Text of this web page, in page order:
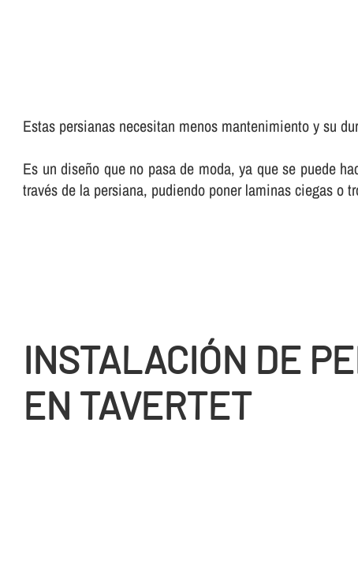
Estas persianas necesitan menos mantenimiento y su
Es un diseño que no pasa de moda, ya que se puede
través de la persiana, pudiendo poner laminas ciegas o
INSTALACIÓN DE
EN TAVERTET